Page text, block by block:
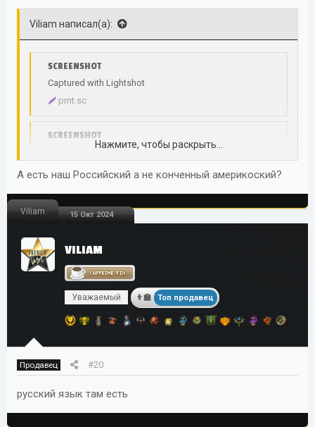
Viliam написал(а):
SCREENSHOT
Captured with Lightshot
prnt.sc
SCREENSHOT
Captured with Lightshot
prnt.sc
Нажмите, чтобы раскрыть...
А есть наш Российский а не конченный америкоский?
Viliam 15 Окт 2024
VILIAM
Уважаемый Топ продавец
Продавец #20
русский язык там есть